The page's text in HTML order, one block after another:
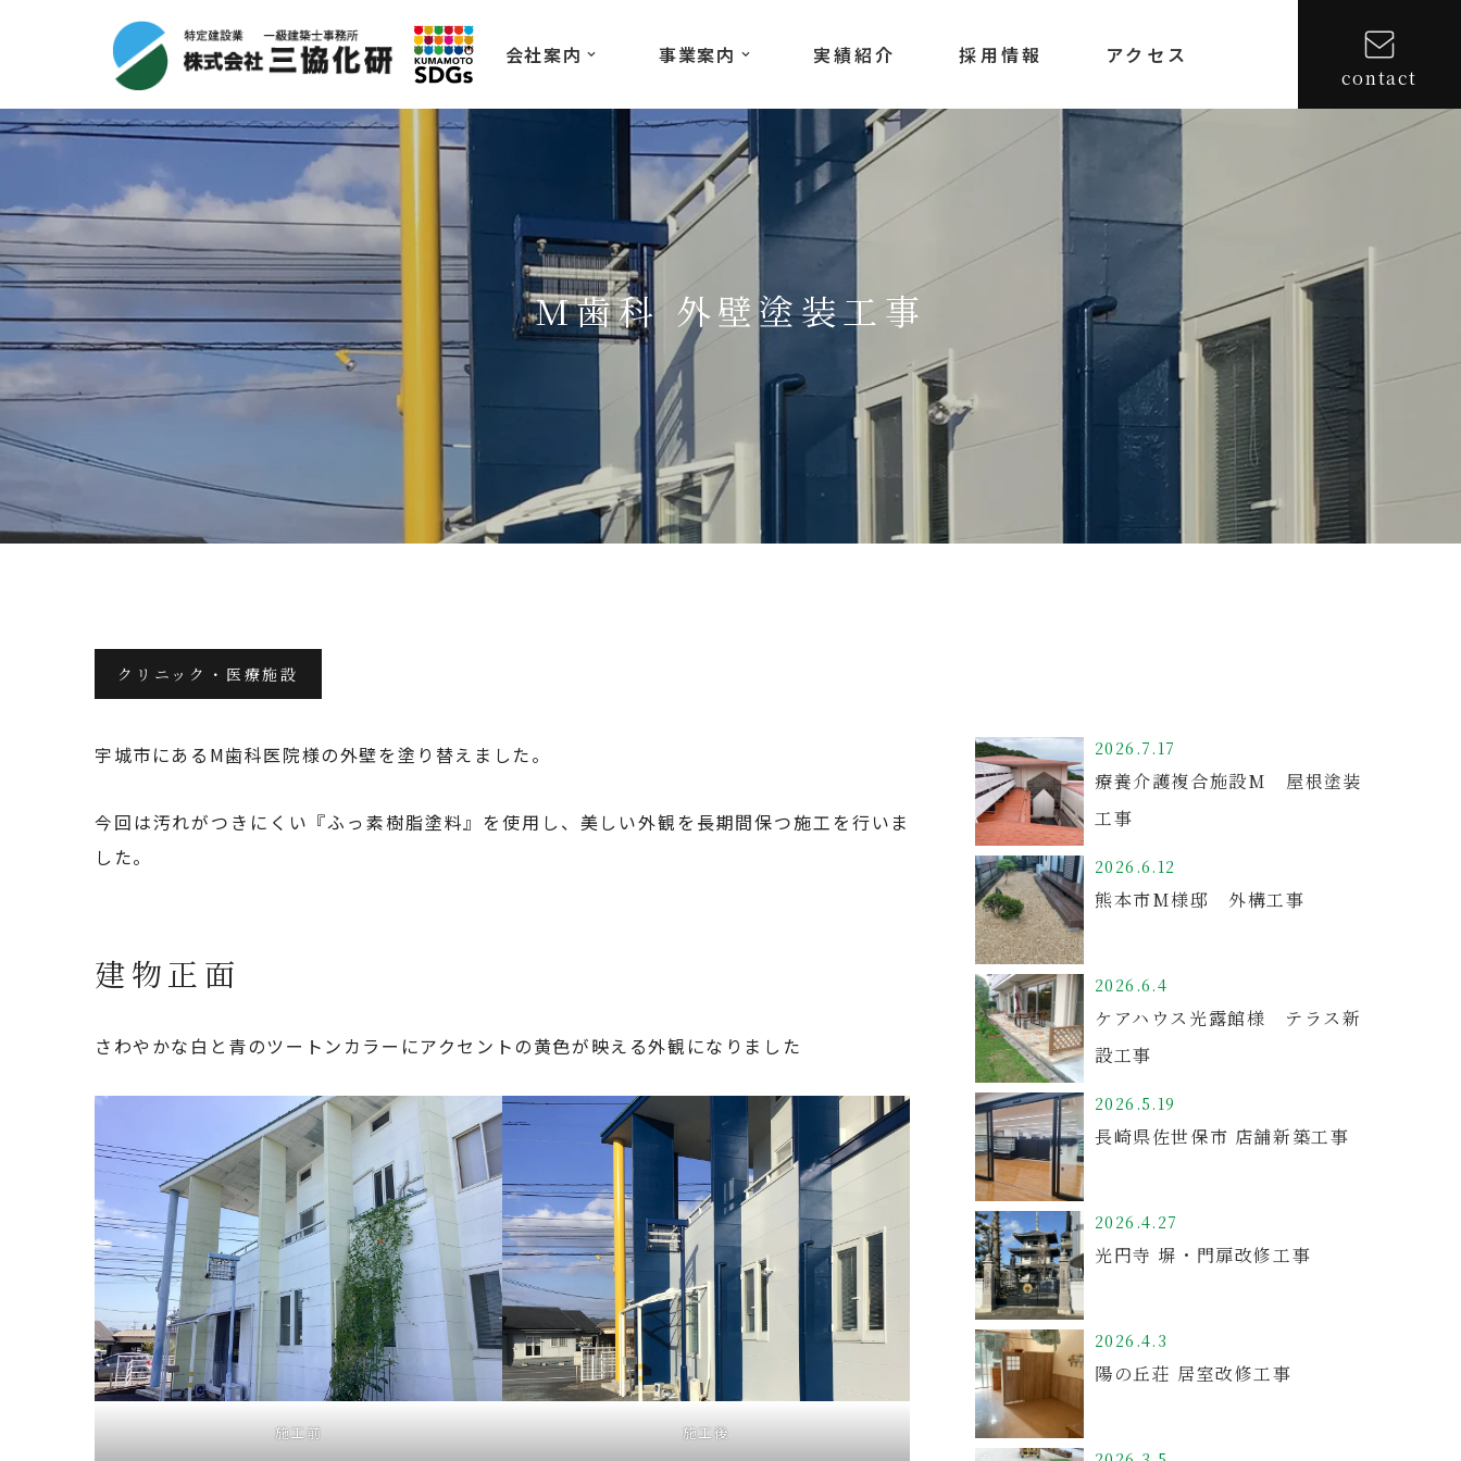
テ
ツ
へ
ス
ッ
プ
会社案内 事業案内 実績紹介 採用情報 アクセス
contact
M歯科 外壁塗装工事
クリニック・医療施設
2023.11.29
宇城市にあるM歯科医院様の外壁を塗り替えました。
今回は汚れがつきにくい『ふっ素樹脂塗料』を使用し、美しい外観を長期間保つ施工を行いま
した。
建物正面
さわやかな白と青のツートンカラーにアクセントの黄色が映える外観になりました
施工前 施工後
2026.7.17
療養介護複合施設M 屋根塗装
工事
2026.6.12
熊本市M様邸 外構工事
2026.6.4
ケアハウス光露館様 テラス新
設工事
2026.5.19
長崎県佐世保市 店舗新築工事
2026.4.27
光円寺 塀・門扉改修工事
2026.4.3
陽の丘荘 居室改修工事